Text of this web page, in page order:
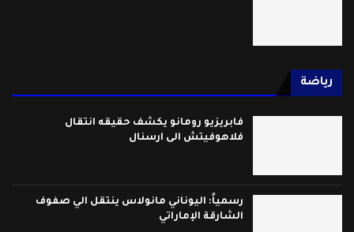
رياضة
فابريزيو رومانو يكشف حقيقه انتقال
فلاهوفيتش الى ارسنال
رسمياً: اليوناني مانولاس ينتقل الي صفوف
الشارقة الإماراتي